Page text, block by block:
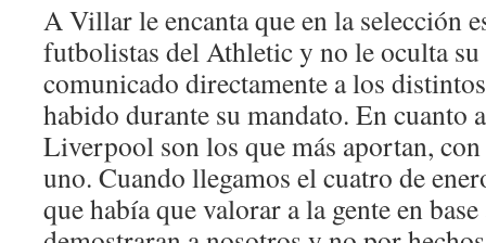
A Villar le encanta que en la selección
futbolistas del Athletic y no le oculta su
comunicado directamente a los
habido durante su mandato. En cuanto
Liverpool son los que más aportan,
uno. Cuando llegamos el cuatro de
que había que valorar a la gente en